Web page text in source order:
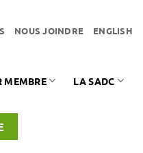
NOUS JOINDRE ENGLISH
MEMBRE LA SADC